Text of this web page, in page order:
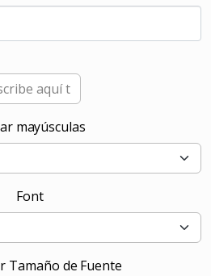
mayúsculas
Font
Tamaño de Fuente